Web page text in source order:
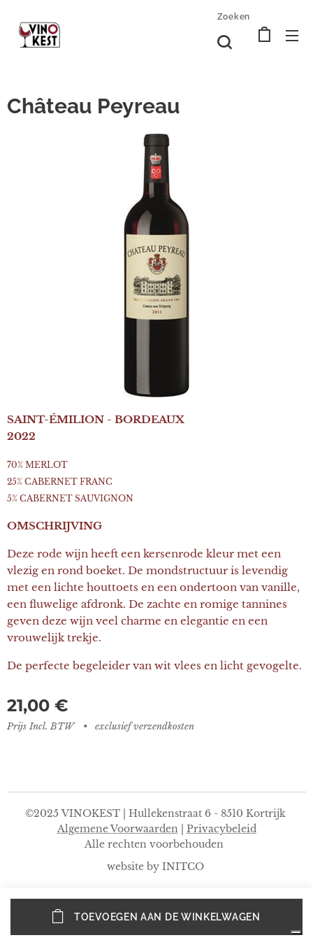
Zoeken
Château Peyreau
SAINT-ÉMILION - BORDEAUX
2022
70% MERLOT
25% CABERNET FRANC
5% CABERNET SAUVIGNON
OMSCHRIJVING
Deze rode wijn heeft een kersenrode kleur met een
vlezig en rond boeket. De mondstructuur is levendig
met een lichte houttoets en een ondertoon van vanille,
een fluwelige afdronk. De zachte en romige tannines
geven deze wijn veel charme en elegantie en een
vrouwelijk trekje.
De perfecte begeleider van wit vlees en licht gevogelte.
21,00 €
Prijs Incl. BTW exclusief verzendkosten
TOEVOEGEN AAN DE WINKELWAGEN
©2025 VINOKEST | Hullekenstraat 6 - 8510 Kortrijk
Algemene Voorwaarden| Privacybeleid
Alle rechten voorbehouden
website by INITCO